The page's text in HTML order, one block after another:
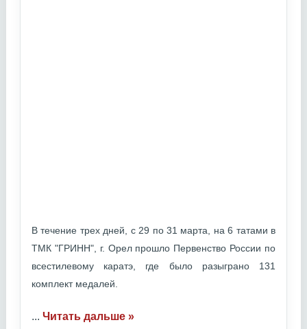
В течение трех дней, с 29 по 31 марта, на 6 татами в
ТМК "ГРИНН", г. Орел прошло Первенство России по
всестилевому каратэ, где было разыграно 131
комплект медалей.
... Читать дальше »